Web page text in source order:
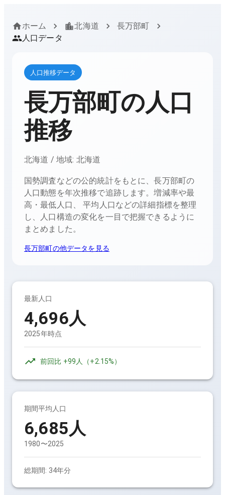
ホーム 北海道
長万部町
人口データ
人口推移データ
長万部町の人口
推移
北海道 / 地域: 北海道
国勢調査などの公的統計をもとに、長万部町の
人口動態を年次推移で追跡します。増減率や最
高・最低人口、 平均人口などの詳細指標を整理
し、人口構造の変化を一目で把握できるように
まとめました。
長万部町の他データを見る
最新人口
4,696人
2025年時点
前回比 +99人 （+2.15%）
期間平均人口
6,685人
1980〜2025
総期間: 34年分